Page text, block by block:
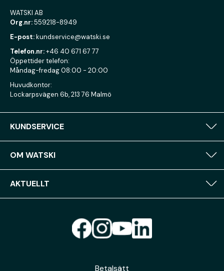
WATSKI AB
Org.nr:559218-8949
E-post:kundservice@watski.se
Telefon.nr:+46 40 671 67 77
Öppettider telefon:
Måndag-fredag 08:00 - 20:00
Huvudkontor:
Lockarpsvägen 6b, 213 76 Malmö
KUNDSERVICE
OM WATSKI
AKTUELLT
Betalsätt